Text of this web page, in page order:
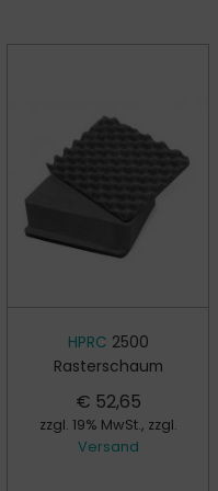
HPRC 2500
Rasterschaum
€ 52,65
zzgl. 19% MwSt., zzgl.
Versand